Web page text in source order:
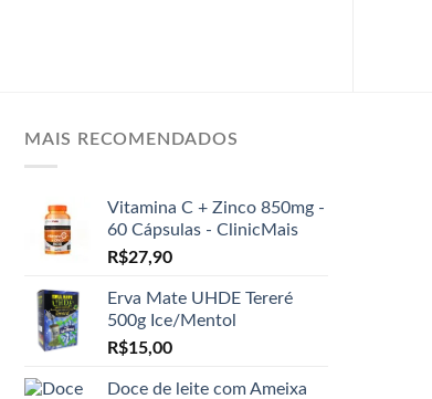
MAIS RECOMENDADOS
Vitamina C + Zinco 850mg -
60 Cápsulas - ClinicMais
R$27,90
Erva Mate UHDE Tereré
500g Ice/Mentol
R$15,00
Doce de leite com Ameixa